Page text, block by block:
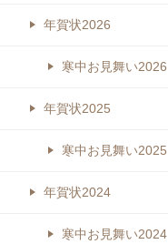
年賀状2026
寒中お見舞い2026
年賀状2025
寒中お見舞い2025
年賀状2024
寒中お見舞い2024